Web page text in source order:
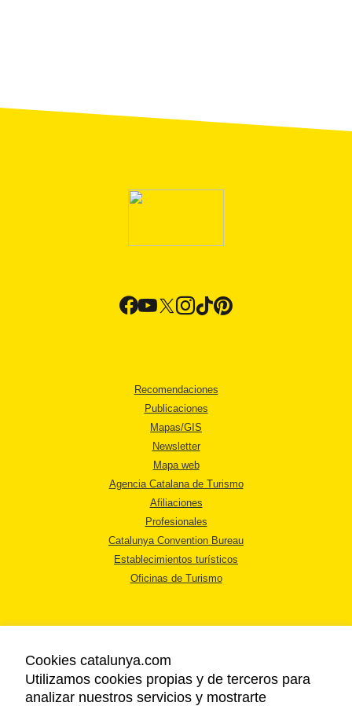
Recomendaciones
Publicaciones
Mapas/GIS
Newsletter
Mapa web
Agencia Catalana de Turismo
Afiliaciones
Profesionales
Catalunya Convention Bureau
Establecimientos turísticos
Oficinas de Turismo
AVISO LEGAL
Cookies catalunya.com
Utilizamos cookies propias y de terceros para
analizar nuestros servicios y mostrarte